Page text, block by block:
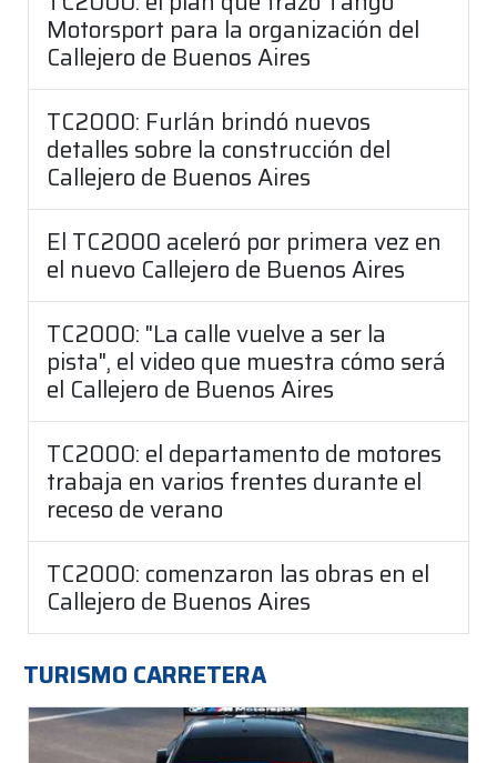
Motorsport para la organización del
Callejero de Buenos Aires
TC2000: Furlán brindó nuevos
detalles sobre la construcción del
Callejero de Buenos Aires
El TC2000 aceleró por primera vez en
el nuevo Callejero de Buenos Aires
TC2000: "La calle vuelve a ser la
pista", el video que muestra cómo será
el Callejero de Buenos Aires
TC2000: el departamento de motores
trabaja en varios frentes durante el
receso de verano
TC2000: comenzaron las obras en el
Callejero de Buenos Aires
TURISMO CARRETERA